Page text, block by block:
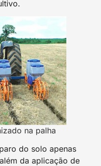
na palha
do solo apenas
da aplicação de